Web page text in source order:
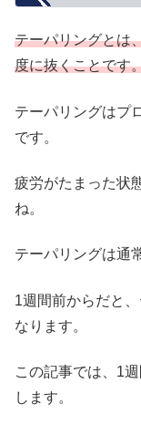
テーパリングとは
度に抜くことです
テーパリングはプ
です。
疲労がたまった状
ね。
テーパリングは通
1週間前からだと
なります。
この記事では、1
します。